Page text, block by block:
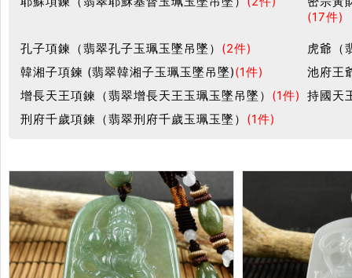
(17件)
孔子項鍊（翡翠孔子玉珮玉墜吊墜） (2件)
虎爺（
韓湘子項鍊 (翡翠韓湘子玉珮玉墜吊墜)(1件)
池府王
增長天王項鍊（翡翠增長天王玉珮玉墜吊墜） (1件) 持國天
刑府千歲項鍊（翡翠刑府千歲玉珮玉墜） (1件)